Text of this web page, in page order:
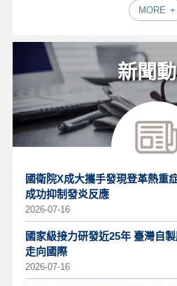
MORE
新聞
國衛院X成大攜手發現登革熱重
成功抑制發炎反應
2026-07-16
國家級接力研發近25年 臺灣自
走向國際
2026-07-16